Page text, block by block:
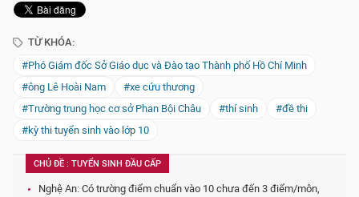
TỪ KHÓA:
#Phó Giám đốc Sở Giáo dục và Đào tạo Thành phố Hồ Chí Minh
#ông Lê Hoài Nam
#xe cứu thương
#Trường trung học cơ sở Phan Bội Châu
#thí sinh
#đề thi
#kỳ thi tuyển sinh vào lớp 10
CHỦ ĐỀ : TUYỂN SINH ĐẦU CẤP
Nghệ An: Có trường điểm chuẩn vào 10 chưa đến 3 điểm/môn,